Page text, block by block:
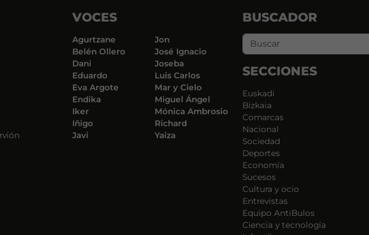
VOCES
Agurtzane
Belén Ollero
Dani
Eduardo
Eva Argote
Endika
Iker
Iñigo
Javi
Jon
José Ignacio
Joseba
Luis Carlos
Mar y Cielo
Miguel Ángel
Mónica Ambrosio
Richard
Yaiza
BUSCADOR
SECCIONES
Euskadi
Bizkaia
Comarcas
Nacional
Sociedad
Deportes
Economía
Sucesos
Cultura y ocio
Entrevistas
Equipo AntiBulos
Ciencia y tecnología